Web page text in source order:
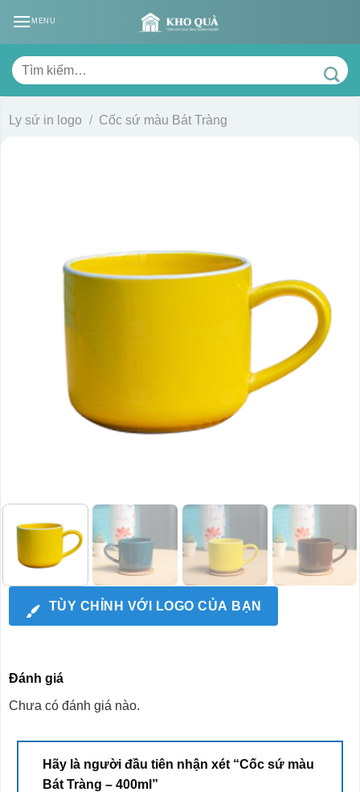
MENU
Tìm
kiếm:
Ly sứ in logo / Cốc sứ màu Bát Tràng
TÙY CHỈNH VỚI LOGO CỦA BẠN
Đánh giá
Chưa có đánh giá nào.
Hãy là người đầu tiên nhận xét “Cốc sứ màu
Bát Tràng – 400ml”